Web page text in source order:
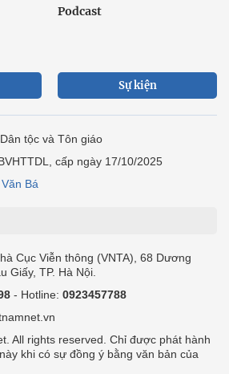
Podcast
Sự kiện
tộc và Tôn giáo
cấp ngày 17/10/2025
Bá
Cục Viễn thông (VNTA), 68 Dương
Giấy, TP. Hà Nội.
- Hotline: 0923457788
All rights reserved. Chỉ được phát hành
khi có sự đồng ý bằng văn bản của